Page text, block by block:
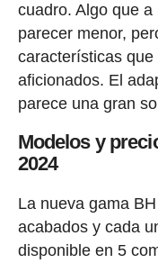
cuadro. Algo que
parecer menor,
características
aficionados. El
parece una gran
Modelos y
2024
La nueva gama
acabados y cada
disponible en 5